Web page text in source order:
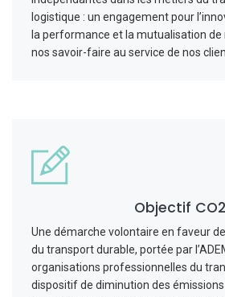
logistique : un engagement pour
la performance et la mutualisation de
nos savoir-faire au service de nos
Objectif CO2
Une démarche volontaire en faveur
du transport durable, portée par
organisations professionnelles du
dispositif de diminution des